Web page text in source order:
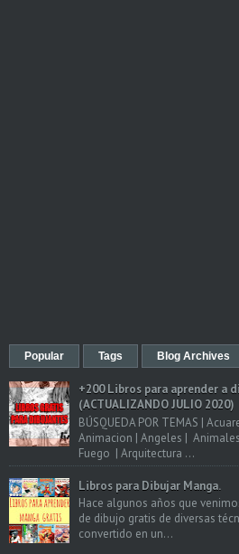
Popular Tags Blog Archives
+200 Libros para aprender a
(ACTUALIZANDO JULIO 2020)
BÚSQUEDA POR TEMAS |
Animacion | Angeles |
Fuego | Arquitectura ...
Libros para Dibujar Manga.
Hace algunos años que
de dibujo gratis de diversas
convertido en un...